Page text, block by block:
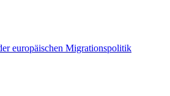
europäischen Migrationspolitik